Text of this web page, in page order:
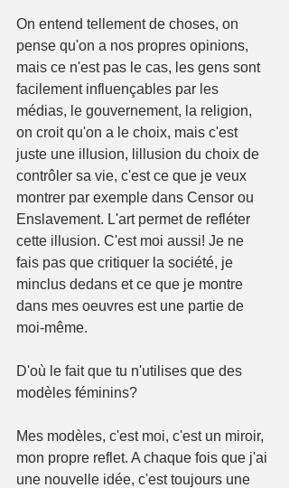
On entend tellement de choses, on
pense qu'on a nos propres opinions,
mais ce n'est pas le cas, les gens sont
facilement influençables par les
médias, le gouvernement, la religion,
on croit qu'on a le choix, mais c'est
juste une illusion, lillusion du choix de
contrôler sa vie, c'est ce que je veux
montrer par exemple dans Censor ou
Enslavement. L'art permet de refléter
cette illusion. C'est moi aussi! Je ne
fais pas que critiquer la société, je
minclus dedans et ce que je montre
dans mes oeuvres est une partie de
moi-même.
D'où le fait que tu n'utilises que des
modèles féminins?
Mes modèles, c'est moi, c'est un miroir,
mon propre reflet. A chaque fois que j'ai
une nouvelle idée, c'est toujours une